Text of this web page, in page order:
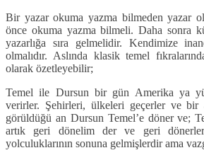
Bir yazar okuma yazma bilmeden yazar
önce okuma yazma bilmeli. Daha sonra
yazarlığa sıra gelmelidir. Kendimize
olmalıdır. Aslında klasik temel
olarak özetleyebilir;
Temel ile Dursun bir gün Amerika ya
verirler. Şehirleri, ülkeleri geçerler ve bir
görüldüğü an Dursun Temel’e döner ve;
artık geri dönelim der ve geri
yolculuklarının sonuna gelmişlerdir ama